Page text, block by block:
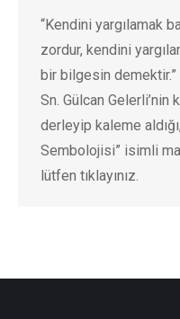
“Kendini yargılamak
zordur, kendini
bir bilgesin demektir.”
Sn. Gülcan Gelerli’nin
derleyip kaleme
Sembolojisi” isimli
lütfen tıklayınız.